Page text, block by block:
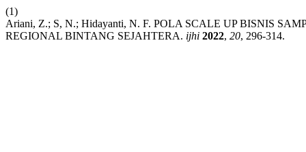
(1)
Ariani, Z.; S, N.; Hidayanti, N. F. POLA SCALE UP BISNIS
REGIONAL BINTANG SEJAHTERA. ijhi 2022, 20, 296-314.